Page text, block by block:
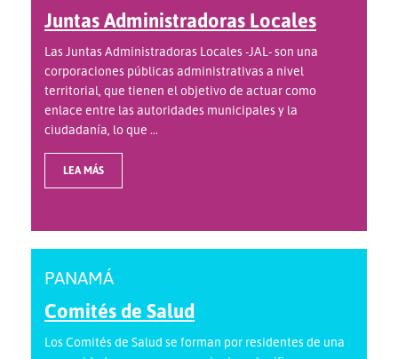
Juntas Administradoras Locales
Las Juntas Administradoras Locales -JAL- son una
corporaciones públicas administrativas a nivel
territorial, que tienen el objetivo de actuar como
enlace entre las autoridades municipales y la
ciudadanía, lo que ...
LEA MÁS
PANAMÁ
Comités de Salud
Los Comités de Salud se forman por residentes de una